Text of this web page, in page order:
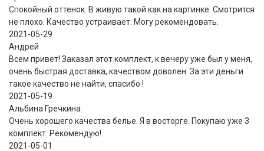
Спокойный оттенок. В живую такой как на картинке. Смотрится
не плохо. Качество устраивает. Могу рекомендовать.
2021-05-29
Андрей
Всем привет! Заказал этот комплект, к вечеру уже был у меня,
очень быстрая доставка, качеством доволен. За эти деньги
такое качество не найти, спасибо !
2021-05-19
Альбина Гречкина
Очень хорошего качества белье. Я в восторге. Покупаю уже 3
комплект. Рекомендую!
2021-05-01